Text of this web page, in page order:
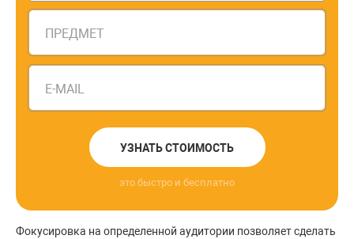
ПРЕДМЕТ
E-MAIL
УЗНАТЬ СТОИМОСТЬ
это быстро и бесплатно
Фокусировка на определенной аудитории позволяет сделать